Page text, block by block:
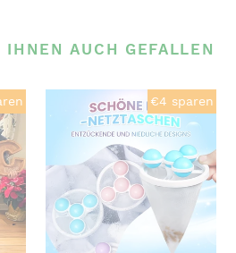
AUCH GEFALLEN
Filterbeutel
Waschmaschine
€4 sparen